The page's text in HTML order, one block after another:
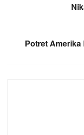
Potret